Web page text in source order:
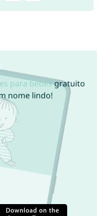
para bebêsgratuito
nome lindo!